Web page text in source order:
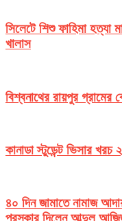
সিলেটে শিশু ফাহিমা
খালাস
বিশ্বনাথের রায়পুর গ্রামের
কানাডা স্টুডেন্ট ভিসার খরচ
৪০ দিন জামাতে নামাজ